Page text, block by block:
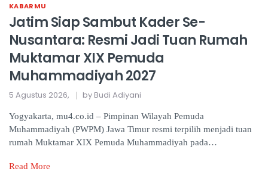
KABARMU
Jatim Siap Sambut Kader Se-
Nusantara: Resmi Jadi Tuan Rumah
Muktamar XIX Pemuda
Muhammadiyah 2027
5 Agustus 2026, by Budi Adiyani
Yogyakarta, mu4.co.id – Pimpinan Wilayah Pemuda
Muhammadiyah (PWPM) Jawa Timur resmi terpilih menjadi tuan
rumah Muktamar XIX Pemuda Muhammadiyah pada…
Read More